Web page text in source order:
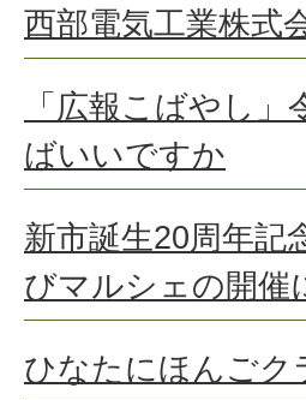
西部電気工業株式
「広報こばやし
ばいいですか
新市誕生20周年記
びマルシェの開催
ひなたにほんご